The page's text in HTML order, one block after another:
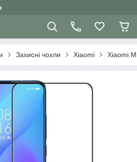
Захисні чохли Xiaomi Xiaomi